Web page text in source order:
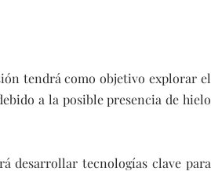
tendrá como objetivo explorar el
a la posible presencia de hielo
desarrollar tecnologías clave para